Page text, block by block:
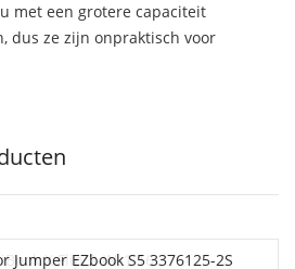
met een grotere capaciteit
dus ze zijn onpraktisch voor